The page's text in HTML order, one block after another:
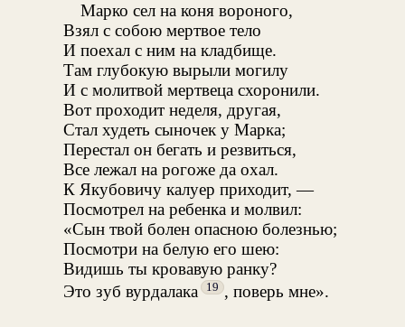
Марко сел на коня вороного,
Взял с собою мертвое тело
И поехал с ним на кладбище.
Там глубокую вырыли могилу
И с молитвой мертвеца схоронили.
Вот проходит неделя, другая,
Стал худеть сыночек у Марка;
Перестал он бегать и резвиться,
Все лежал на рогоже да охал.
К Якубовичу калуер приходит, —
Посмотрел на ребенка и молвил:
«Сын твой болен опасною болезнью;
Посмотри на белую его шею:
Видишь ты кровавую ранку?
Это зуб вурдалака
19 , поверь мне».